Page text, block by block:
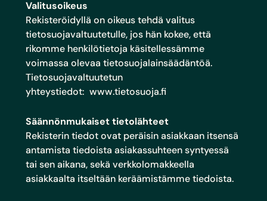
Valitusoikeus
Rekisteröidyllä on oikeus tehdä valitus
tietosuojavaltuutetulle, jos hän kokee, että
rikomme henkilötietoja käsitellessämme
voimassa olevaa tietosuojalainsäädäntöä.
Tietosuojavaltuutetun
yhteystiedot: www.tietosuoja.fi
Säännönmukaiset tietolähteet
Rekisterin tiedot ovat peräisin asiakkaan itsensä
antamista tiedoista asiakassuhteen syntyessä
tai sen aikana, sekä verkkolomakkeella
asiakkaalta itseltään keräämistämme tiedoista.